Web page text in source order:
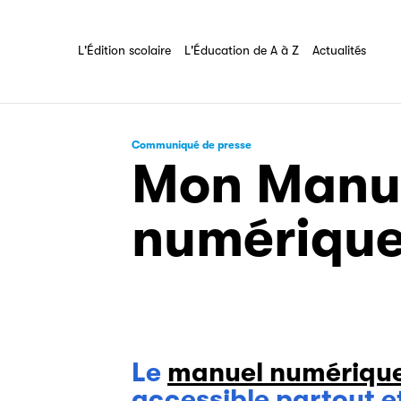
L'Édition scolaire L'Éducation de A à Z Actualités
Tout savoir sur l'association
L'Édition scolaire
L'Éducation de A à Z
Communiqué de presse
Mon
Le manuel